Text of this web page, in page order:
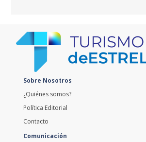
Sobre Nosotros
¿Quiénes somos?
Política Editorial
Contacto
Comunicación